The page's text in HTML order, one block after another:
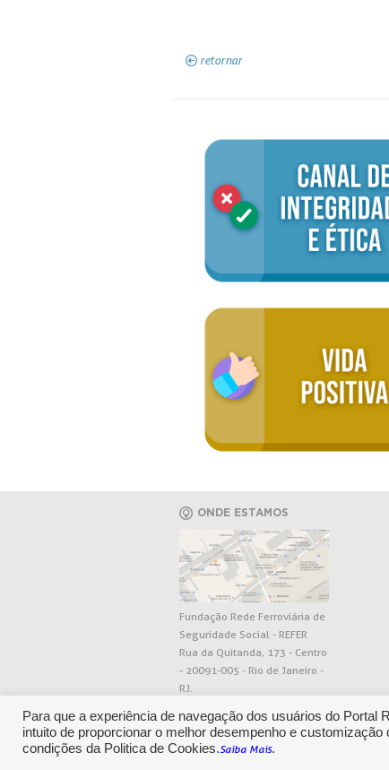
retornar
ONDE ESTAMOS
Fundação Rede Ferroviária de
Seguridade Social - REFER
Rua da Quitanda, 173 - Centro
- 20091-005 - Rio de Janeiro -
RJ.
CENTRAL DE
Para que a experiência de navegação dos usuários do
intuito de proporcionar o melhor desempenho e
condições da Politica de Cookies.Saiba Mais.